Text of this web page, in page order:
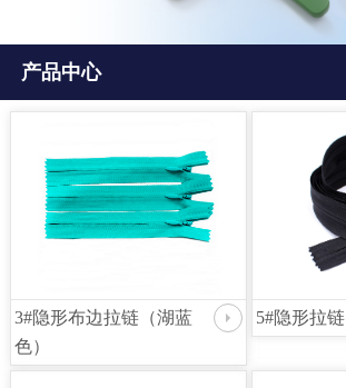
产品中心
3#隐形布边拉链（湖蓝
色）
5#隐形拉链